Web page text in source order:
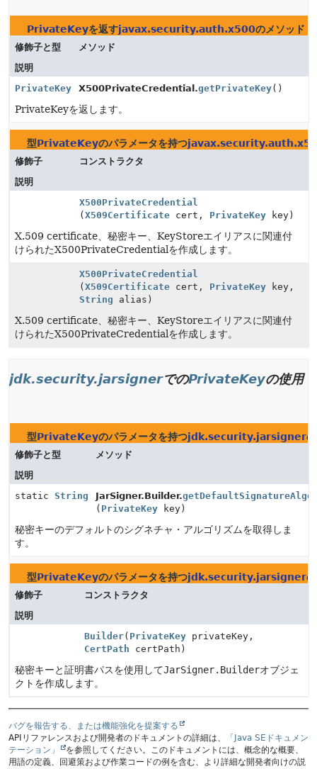
PrivateKeyを返すjavax.security.auth.x500のメソッド
修飾子と型
メソッド
説明
PrivateKey
X500PrivateCredential.getPrivateKey()
PrivateKeyを返します。
型PrivateKeyのパラメータを持つ
修飾子
コンストラクタ
説明
X500PrivateCredential
( X509Certificate cert, PrivateKey key)
X.509 certificate、秘密キー、KeyStoreエイリアスに関連付
けられたX500PrivateCredentialを作成します。
X500PrivateCredential
( X509Certificate cert, PrivateKey key,
String alias)
X.509 certificate、秘密キー、KeyStoreエイリアスに関連付
けられたX500PrivateCredentialを作成します。
jdk.security.jarsignerでのPrivateKeyの使用
型PrivateKeyのパラメータを持つjdk.security.jarsigner
修飾子と型
メソッド
説明
static String JarSigner.Builder.
( PrivateKey key)
秘密キーのデフォルトのシグネチャ・アルゴリズムを取得しま
す。
型PrivateKeyのパラメータを持つjdk.security.jarsigner
修飾子
コンストラクタ
説明
Builder( PrivateKeyprivateKey,
CertPath certPath)
秘密キーと証明書パスを使用してJarSigner.Builderオブジェ
クトを作成します。
バグを報告する、または機能強化を提案する
APIリファレンスおよび開発者のドキュメントの詳細は、
「Java SEドキュメン
テーション」
を参照してください。このドキュメントには、概念的な概要、
用語の定義、回避策および作業コードの例を含む、より詳細な開発者向けの説